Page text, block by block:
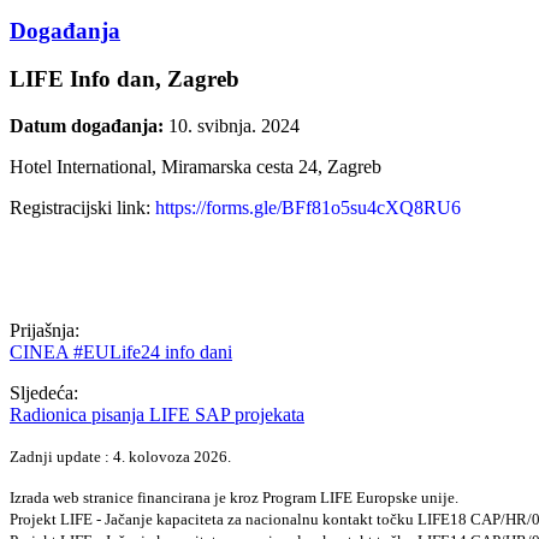
Događanja
LIFE Info dan, Zagreb
Datum događanja: 10. svibnja. 2024
Hotel International, Miramarska cesta 24, Zagreb
Registracijski link: https://forms.gle/BFf81o5su4cXQ8RU6
Prijašnja:
CINEA #EULife24 info dani
Sljedeća:
Radionica pisanja LIFE SAP projekata
Zadnji update : 4. kolovoza 2026.
Izrada web stranice financirana je kroz Program LIFE Europske unije.
Projekt LIFE - Jačanje kapaciteta za nacionalnu kontakt točku LIFE18 CAP/HR/